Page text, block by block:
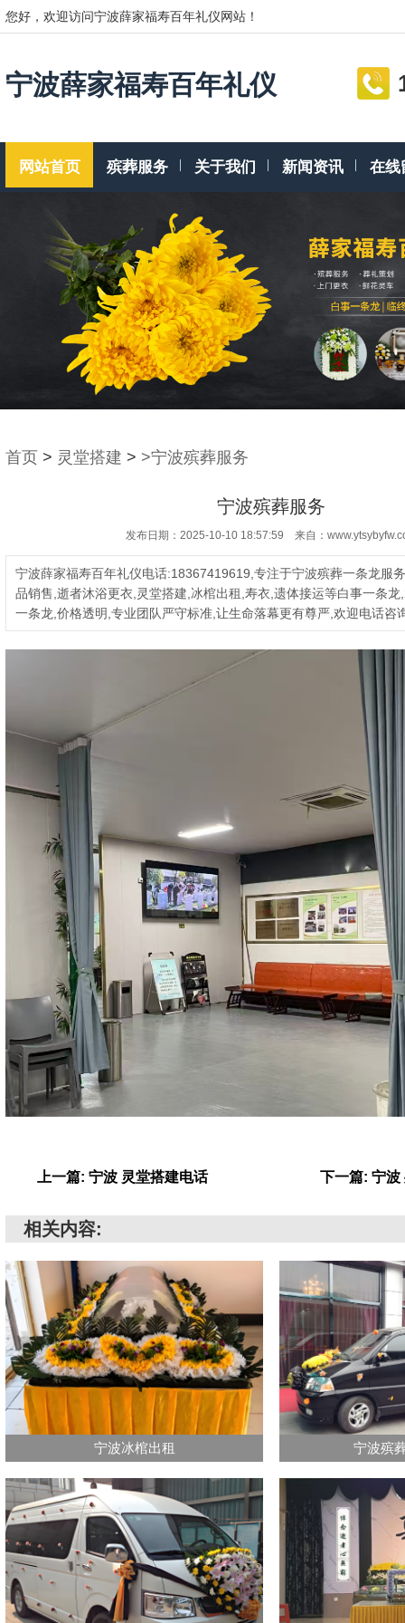
您好，欢迎访问宁波薛家福寿百年礼仪网站！
宁波薛家福寿百年礼仪
网站首页 殡葬服务 关于我们 新闻资讯 在线
首页 > 灵堂搭建 > >宁波殡葬服务
宁波殡葬服务
发布日期：2025-10-10 18:57:59 来自：
宁波薛家福寿百年礼仪电话:18367419619,专注于宁波殡葬一条龙服
品销售,逝者沐浴更衣,灵堂搭建,冰棺出租,寿衣,遗体接运等白事一条
一条龙,价格透明,专业团队严守标准,让生命落幕更有尊严,欢迎电话咨
上一篇: 宁波 灵堂搭建电话 下一篇: 宁波
相关内容:
宁波冰棺出租 宁波殡